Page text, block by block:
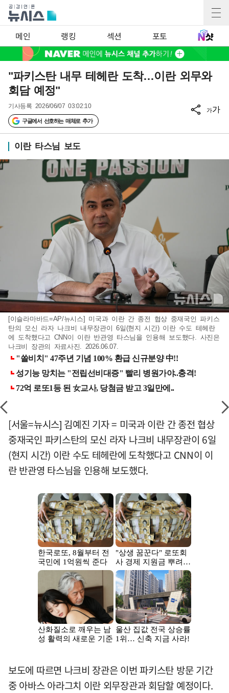
메인 랭킹 섹션 포토
"파키스탄 내무 테헤란 도착…이란 외무와
회담 예정"
기사등록 2026/06/07 03:02:10
구글에서 선호하는 매체로 추가
가가
이란 타스님 보도
[이슬라마바드=AP/뉴시스] 미국과 이란 간 종전 협상 중재국인 파키스
탄의 모신 라자 나크비 내무장관이 6일(현지 시간) 이란 수도 테헤란
에 도착했다고 CNN이 이란 반관영 타스님을 인용해 보도했다. 사진은
나크비 장관의 자료사진. 2026.06.07.
[서울=뉴시스] 김예진 기자 = 미국과 이란 간 종전 협상
중재국인 파키스탄의 모신 라자 나크비 내무장관이 6일
(현지 시간) 이란 수도 테헤란에 도착했다고 CNN이 이
란 반관영 타스님을 인용해 보도했다.
보도에 따르면 나크비 장관은 이번 파키스탄 방문 기간
중 아바스 아라그치 이란 외무장관과 회담할 예정이다.